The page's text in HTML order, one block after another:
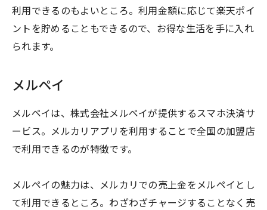
利用できるのもよいところ。利用金額に応じて楽天ポイ
ントを貯めることもできるので、お得な生活を手に入れ
られます。
メルペイ
メルペイは、株式会社メルペイが提供するスマホ決済サ
ービス。メルカリアプリを利用することで全国の加盟店
で利用できるのが特徴です。
メルペイの魅力は、メルカリでの売上金をメルペイとし
て利用できるところ。わざわざチャージすることなく売